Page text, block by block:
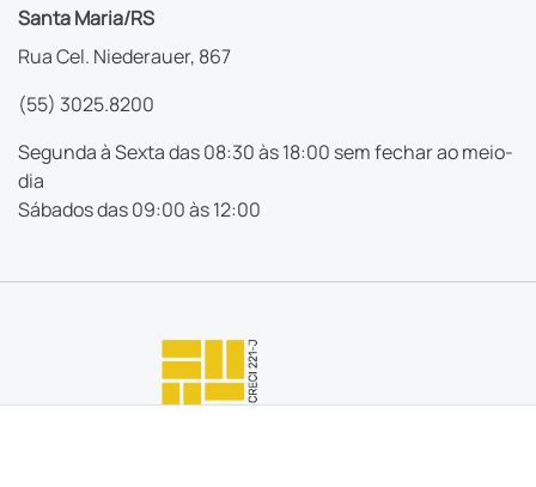
Santa Maria/RS
Rua Cel. Niederauer, 867
(55) 3025.8200
Segunda à Sexta das 08:30 às 18:00 sem fechar ao meio-
dia
Sábados das 09:00 às 12:00